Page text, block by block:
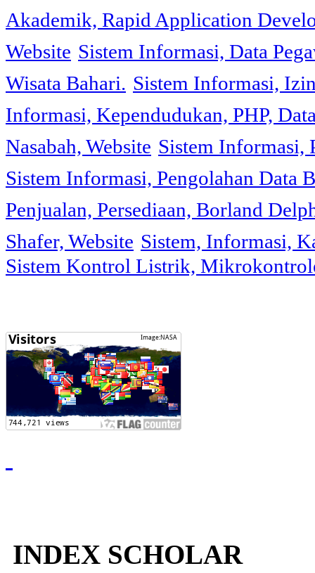
Akademik, Rapid Application
Website Sistem Informasi, Data
Wisata Bahari. Sistem Informasi,
Informasi, Kependudukan, PHP,
Nasabah, Website Sistem Informasi,
Sistem Informasi, Pengolahan Data
Penjualan, Persediaan, Borland
Shafer, Website Sistem, Informasi,
Sistem Kontrol Listrik,
INDEX SCHOLAR